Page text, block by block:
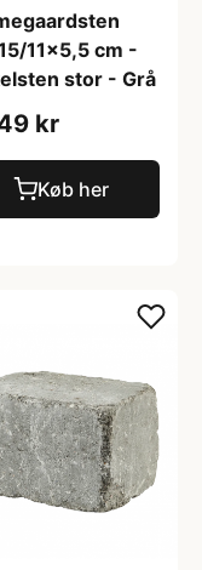
11x5,5 cm -
stor - Grå
kr
Køb her